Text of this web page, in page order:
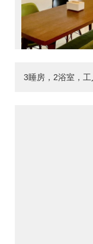
3睡房，2浴室，